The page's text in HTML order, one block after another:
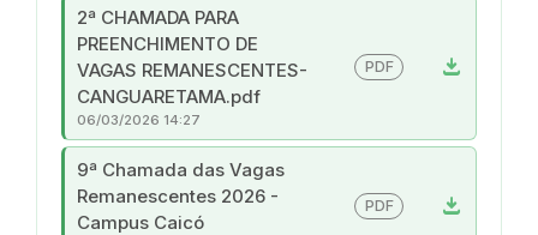
2ª CHAMADA PARA
PREENCHIMENTO DE
VAGAS REMANESCENTES-
CANGUARETAMA.pdf
download
PDF
06/03/2026 14:27
9ª Chamada das Vagas
Remanescentes 2026 -
Campus Caicó
download
PDF